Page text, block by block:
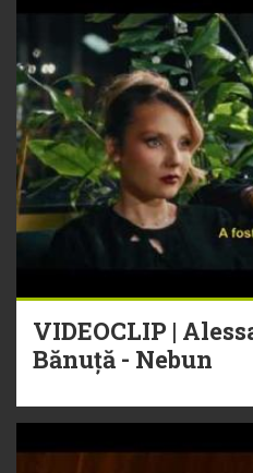
VIDEOCLIP |
Bănuță - Nebun